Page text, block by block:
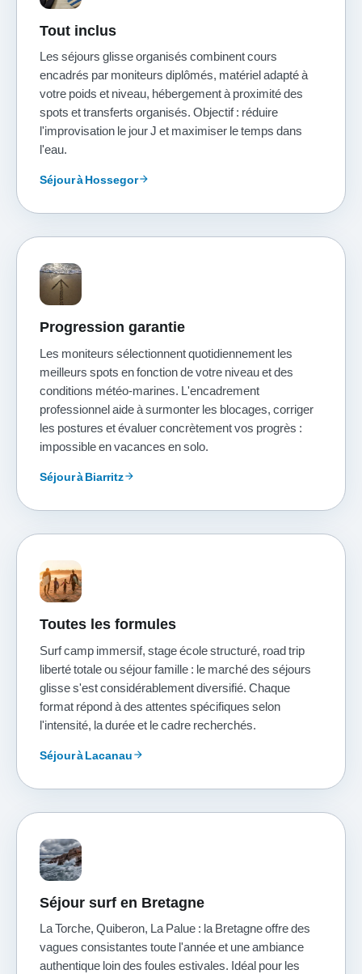
Tout inclus
Les séjours glisse organisés combinent cours
encadrés par moniteurs diplômés, matériel adapté à
votre poids et niveau, hébergement à proximité des
spots et transferts organisés. Objectif : réduire
l'improvisation le jour J et maximiser le temps dans
l'eau.
Séjour à Hossegorarrow_forward
Progression garantie
Les moniteurs sélectionnent quotidiennement les
meilleurs spots en fonction de votre niveau et des
conditions météo-marines. L'encadrement
professionnel aide à surmonter les blocages, corriger
les postures et évaluer concrètement vos progrès :
impossible en vacances en solo.
Séjour à Biarritzarrow_forward
Toutes les formules
Surf camp immersif, stage école structuré, road trip
liberté totale ou séjour famille : le marché des séjours
glisse s'est considérablement diversifié. Chaque
format répond à des attentes spécifiques selon
l'intensité, la durée et le cadre recherchés.
Séjour à Lacanauarrow_forward
Séjour surf en Bretagne
La Torche, Quiberon, La Palue : la Bretagne offre des
vagues consistantes toute l'année et une ambiance
authentique loin des foules estivales. Idéal pour les